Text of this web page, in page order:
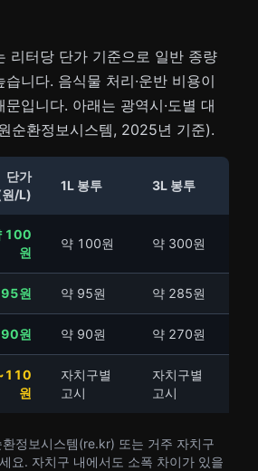
리터당 단가 기준으로 일반 종량
니다. 음식물 처리·운반 비용이
입니다. 아래는 광역시·도별 대
순환정보시스템, 2025년 기준).
단가
/L)
1L 봉투 3L 봉투
100
원
약 100원 약 300원
95원 약 95원 약 285원
90원 약 90원 약 270원
원
자치구별
고시
자치구별
고시
정보시스템(re.kr) 또는 거주 자치구
요. 자치구 내에서도 소폭 차이가 있을